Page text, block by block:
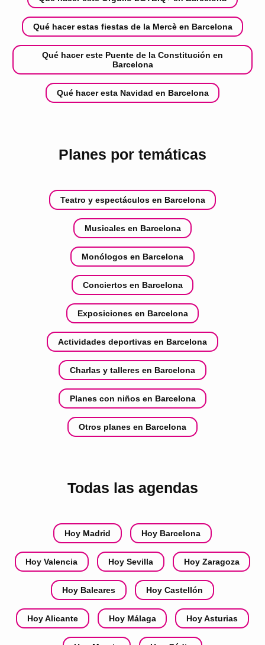
Qué hacer estas fiestas de la Mercè en Barcelona
Qué hacer este Puente de la Constitución en
Barcelona
Qué hacer esta Navidad en Barcelona
Planes por temáticas
Teatro y espectáculos en Barcelona
Musicales en Barcelona
Monólogos en Barcelona
Conciertos en Barcelona
Exposiciones en Barcelona
Actividades deportivas en Barcelona
Charlas y talleres en Barcelona
Planes con niños en Barcelona
Otros planes en Barcelona
Todas las agendas
Hoy Madrid Hoy Barcelona
Hoy Valencia Hoy Sevilla Hoy Zaragoza
Hoy Baleares Hoy Castellón
Hoy Alicante Hoy Málaga Hoy Asturias